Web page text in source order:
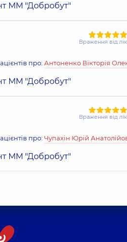
Ортопед-травматолог,
Хірург,15 років досвіду
Коцовський Володимир
15 років досвіду
Ліссов Олексій Ігорович
ММ "Добробут"
Враження від
про: Антоненко Вікторія
ММ "Добробут"
Враження від
про: Чупахін Юрій
ММ "Добробут"